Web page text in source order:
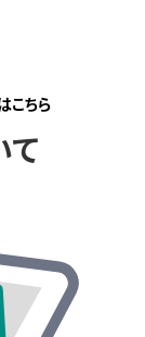
こちら
て